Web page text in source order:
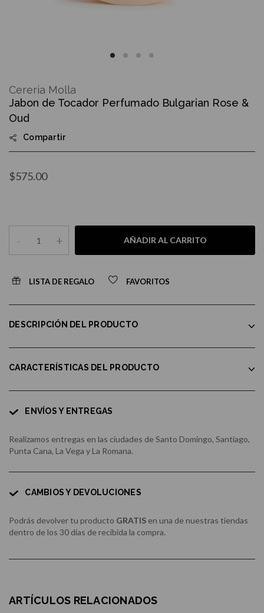
the
beginning
of
the
images
Jabon de Tocador Perfumado Bulgarian Rose &
Oud
Compartir
$575.00
- + AÑADIR AL CARRITO
LISTA DE REGALO FAVORITOS
Cereria Molla
DESCRIPCIÓN DEL PRODUCTO
CARACTERÍSTICAS DEL PRODUCTO
ENVÍOS Y ENTREGAS
Realizamos entregas en las ciudades de Santo Domingo, Santiago,
Punta Cana, La Vega y La Romana.
CAMBIOS Y DEVOLUCIONES
Podrás devolver tu producto GRATIS en una de nuestras tiendas
dentro de los 30 días de recibida la compra.
ARTÍCULOS RELACIONADOS